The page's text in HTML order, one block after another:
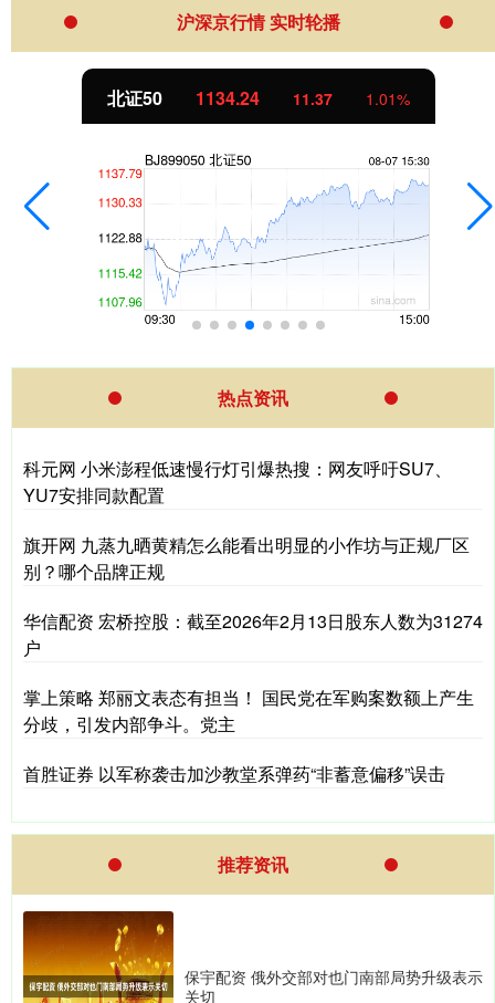
沪深京行情 实时轮播
北证50 1134.24 11.37 1.01%
热点资讯
科元网 小米澎程低速慢行灯引爆热搜：网友呼吁SU7、
YU7安排同款配置
旗开网 九蒸九晒黄精怎么能看出明显的小作坊与正规厂区
别？哪个品牌正规
华信配资 宏桥控股：截至2026年2月13日股东人数为31274
户
掌上策略 郑丽文表态有担当！ 国民党在军购案数额上产生
分歧，引发内部争斗。党主
首胜证券 以军称袭击加沙教堂系弹药“非蓄意偏移”误击
推荐资讯
保宇配资 俄外交部对也门南部局势升级表示
关切